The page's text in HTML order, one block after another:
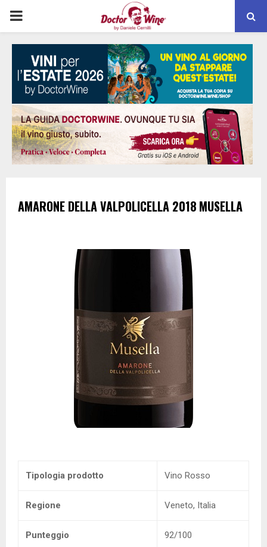
PRIMARY
MENU
AMARONE DELLA VALPOLICELLA 2018 MUSELLA
Tipologia prodotto Vino Rosso
Regione Veneto, Italia
Punteggio 92/100